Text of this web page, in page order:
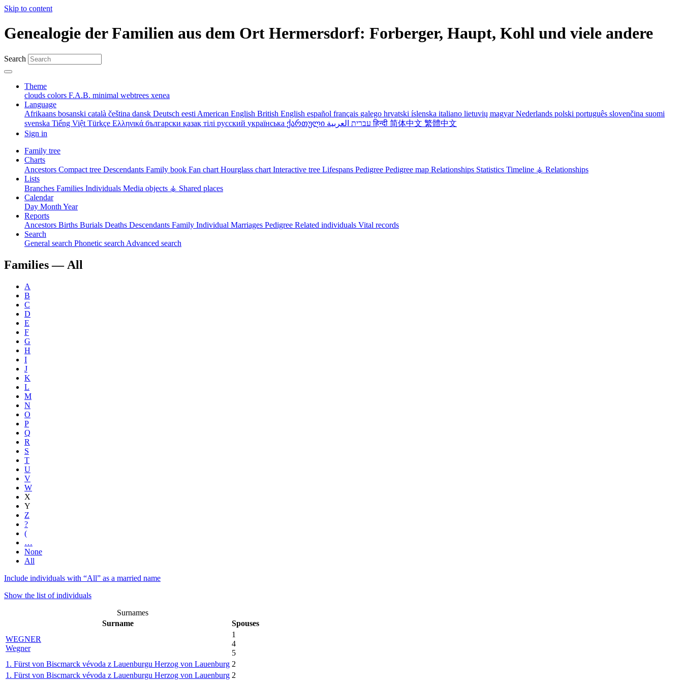
Skip to content
Genealogie der Familien aus dem Ort Hermersdorf: Forberger, Haupt, Kohl und viele andere
Search
Theme
clouds colors F.A.B. minimal webtrees xenea
Language
Afrikaans bosanski català čeština dansk Deutsch eesti American English British English español français galego hrvatski íslenska italiano lietuvių magyarNederlands polski português slovenčina suomi
svenska Tiếng Việt Türkçe Ελληνικά български қазақ тілі русский українська ქართული עברית العربيةहिन्दी 简体中文 繁體中文
Sign in
Family tree
Charts
Ancestors Compact tree Descendants Family book Fan chart Hourglass chart Interactive tree Lifespans Pedigree Pedigree map Relationships Statistics Timeline ⚶ Relationships
Lists
Branches Families Individuals Media objects ⚶ Shared places
Calendar
Day Month Year
Reports
Ancestors Births Burials Deaths Descendants Family Individual Marriages Pedigree Related individuals Vital records
Search
General search Phonetic search Advanced search
Families — All
A
B
C
D
E
F
G
H
I
J
K
L
M
N
O
P
Q
R
S
T
U
V
W
X
Y
Z
?
(
…
None
All
Include individuals with “All” as a married name
Show the list of individuals
Surnames
Surname
Spouses
WEGNER
Wegner
1
4
5
1. Fürst von Biscmarck vévoda z Lauenburgu Herzog von Lauenburg 2
1. Fürst von Biscmarck vévoda z Lauenburgu Herzog von Lauenburg 2